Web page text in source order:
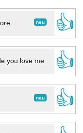
neu
👍
you love me
👍
neu
👍